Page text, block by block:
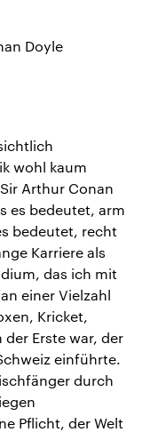
4
Doyle
wohl kaum
Arthur Conan
es bedeutet, arm
bedeutet, recht
Karriere als
das ich mit
einer Vielzahl
Kricket,
Erste war, der
einführte.
durch
Pflicht, der Welt